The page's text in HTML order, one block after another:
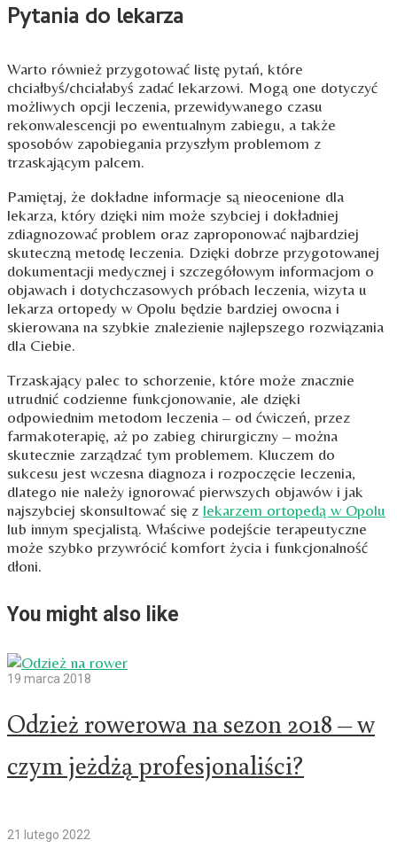
Pytania do lekarza
Warto również przygotować listę pytań, które
chciałbyś/chciałabyś zadać lekarzowi. Mogą one dotyczyć
możliwych opcji leczenia, przewidywanego czasu
rekonwalescencji po ewentualnym zabiegu, a także
sposobów zapobiegania przyszłym problemom z
trzaskającym palcem.
Pamiętaj, że dokładne informacje są nieocenione dla
lekarza, który dzięki nim może szybciej i dokładniej
zdiagnozować problem oraz zaproponować najbardziej
skuteczną metodę leczenia. Dzięki dobrze przygotowanej
dokumentacji medycznej i szczegółowym informacjom o
objawach i dotychczasowych próbach leczenia, wizyta u
lekarza ortopedy w Opolu będzie bardziej owocna i
skierowana na szybkie znalezienie najlepszego rozwiązania
dla Ciebie.
Trzaskający palec to schorzenie, które może znacznie
utrudnić codzienne funkcjonowanie, ale dzięki
odpowiednim metodom leczenia – od ćwiczeń, przez
farmakoterapię, aż po zabieg chirurgiczny – można
skutecznie zarządzać tym problemem. Kluczem do
sukcesu jest wczesna diagnoza i rozpoczęcie leczenia,
dlatego nie należy ignorować pierwszych objawów i jak
najszybciej skonsultować się z lekarzem ortopedą w Opolu
lub innym specjalistą. Właściwe podejście terapeutyczne
może szybko przywrócić komfort życia i funkcjonalność
dłoni.
You might also like
19 marca 2018
Odzież rowerowa na sezon 2018 – w
czym jeżdżą profesjonaliści?
21 lutego 2022